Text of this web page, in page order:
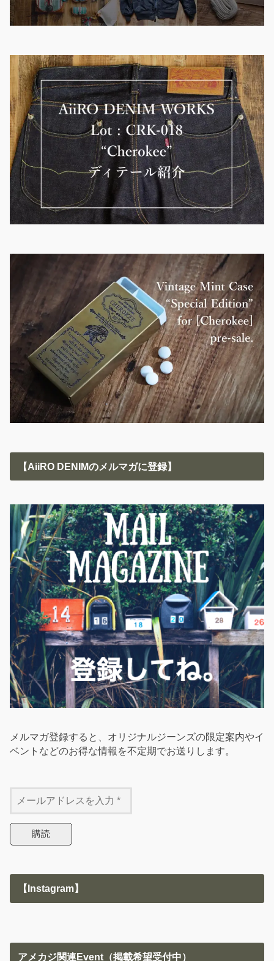
【AiiRO DENIMのメルマガに登録】
メルマガ登録すると、オリジナルジーンズの限定案内やイ
ベントなどのお得な情報を不定期でお送りします。
【Instagram】
アメカジ関連Event（掲載希望受付中）